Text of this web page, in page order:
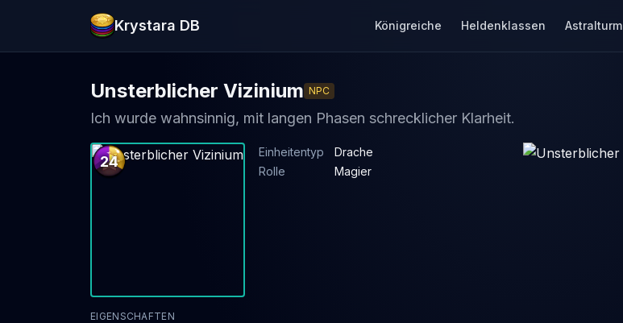
Krystara DB Königreiche Heldenklassen Astralturm
Unsterblicher Vizinium NPC
Ich wurde wahnsinnig, mit langen Phasen schrecklicher Klarheit.
24
Einheitentyp
Drache
Rolle
Magier
EIGENSCHAFTEN